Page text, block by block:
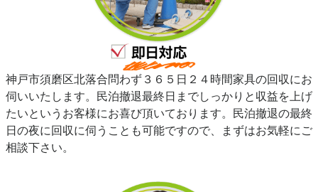
神戸市須磨区北落合問わず３６５日２４時間家具の回収にお
伺いいたします。民泊撤退最終日までしっかりと収益を上げ
たいというお客様にお喜び頂いております。民泊撤退の最終
日の夜に回収に伺うことも可能ですので、まずはお気軽にご
相談下さい。